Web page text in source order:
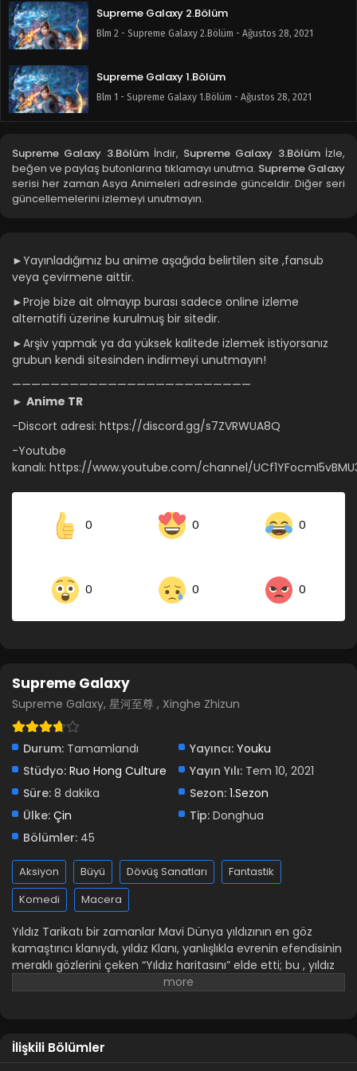
Supreme Galaxy 2.Bölüm
Blm 2 - Supreme Galaxy 2.Bölüm - Ağustos 28, 2021
Supreme Galaxy 1.Bölüm
Blm 1 - Supreme Galaxy 1.Bölüm - Ağustos 28, 2021
Supreme Galaxy 3.Bölümİndir, Supreme Galaxy 3.Bölümİzle,
beğen ve paylaş butonlarına tıklamayı unutma. Supreme Galaxy
serisi her zaman Asya Animeleri adresinde günceldir. Diğer seri
güncellemelerini izlemeyi unutmayın.
►Yayınladığımız bu anime aşağıda belirtilen site ,fansub
veya çevirmene aittir.
►Proje bize ait olmayıp burası sadece online izleme
alternatifi üzerine kurulmuş bir sitedir.
►Arşiv yapmak ya da yüksek kalitede izlemek istiyorsanız
grubun kendi sitesinden indirmeyi unutmayın!
—————————————————————————
► Anime TR
-Discort adresi: https://discord.gg/s7ZVRWUA8Q
-Youtube
kanalı: https://www.youtube.com/channel/
0 0 0
0 0 0
Supreme Galaxy
Supreme Galaxy, 星河至尊 , Xinghe Zhizun
Durum: Tamamlandı Yayıncı: Youku
Stüdyo: Ruo Hong Culture Yayın Yılı: Tem 10, 2021
Süre: 8 dakika Sezon: 1.Sezon
Ülke: Çin Tip: Donghua
Bölümler: 45
Aksiyon Büyü Dövüş Sanatları
Fantastik
Komedi
Macera
Yıldız Tarikatı bir zamanlar Mavi Dünya yıldızının en göz
kamaştırıcı klanıydı, yıldız Klanı, yanlışlıkla evrenin efendisinin
meraklı gözlerini çeken “Yıldız haritasını” elde etti; bu , yıldız
haritasını elde etmek için yıldız Klanının üst düzey üyelerini
birkaç genç öğrenci kaldı. Güçsüzlüklerinden dolayı diğer
İlişkili Bölümler